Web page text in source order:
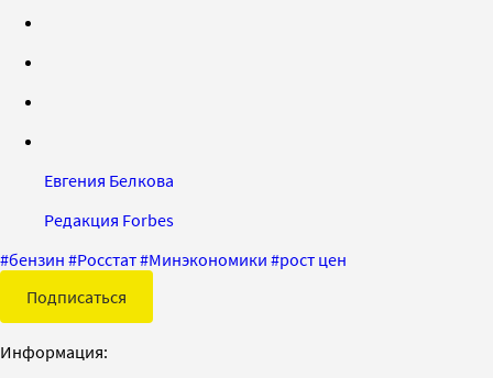
Евгения Белкова
Редакция Forbes
#бензин #Росстат#Минэкономики #рост цен
Подписаться
Информация: